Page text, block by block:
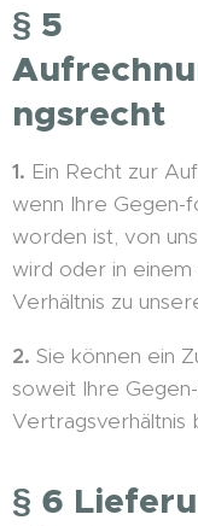
§ 5
ngsrecht
1. Ein Recht zur
wenn Ihre Gegen-
worden ist, von
wird oder in einem
Verhältnis zu
2. Sie können ein
soweit Ihre
Vertragsverhältnis
§ 6